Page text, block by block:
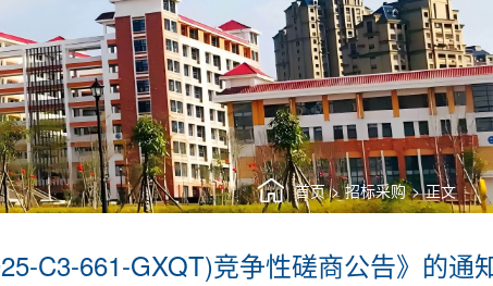
首页 > 招标采购 > 正文
C3-661-GXQT)竞争性磋商公告》的通